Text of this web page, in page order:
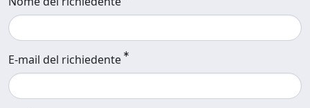
E-mail del richiedente